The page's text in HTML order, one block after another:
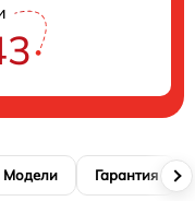
Модели Гарантия